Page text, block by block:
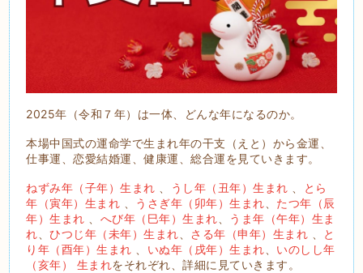
2025年（令和７年）は一体、どんな年になるのか。
本場中国式の運命学で生まれ年の干支（えと）から金運、
仕事運、恋愛結婚運、健康運、総合運を見ていきます。
ねずみ年（子年）生まれ うし年（丑年）生まれ
とら
年（寅年）生まれ
うさぎ年（卯年）生まれ
たつ年（辰
年）生まれ
へび年（巳年）生まれ
うま年（午年）生ま
れ 、ひつじ年（未年）生まれ さる年（申年）生まれ
と
り年（酉年）生まれ
いぬ年（戌年）生まれ
いのしし年
（亥年） 生まれをそれぞれ、詳細に見ていきます。